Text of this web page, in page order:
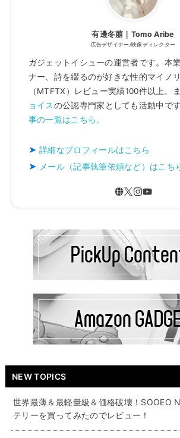
有邊冬萠｜Tomo Aribe
広告デザイナー/映像ディレクター
ガジェットイシューの運営者です。本
ナー、詩を綴るのが好きな性的マイノ
（MTFTX）レビュー実績100件以上。ま
ョイスの公認専門家としても活動中です
事の一覧はこちら。
詳細なプロフィールはこちら
メール（記事執筆依頼など）はこち
NEW TOPICS
世界最薄＆最軽量級＆価格破壊！SOOEO
テリーを買ってみたのでレビュー！